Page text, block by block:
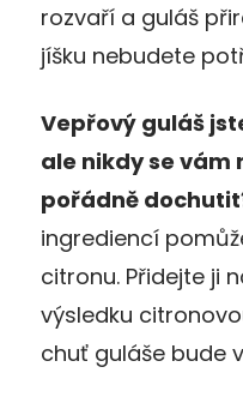
rozvaří a guláš
jíšku nebudete
Vepřový guláš
ale nikdy se vám
pořádně
ingrediencí
citronu. Přidejte ji
výsledku
chuť guláše bude